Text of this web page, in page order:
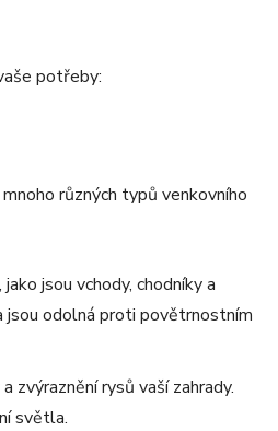
potřeby:
různých typů venkovního
jsou vchody, chodníky a
odolná proti povětrnostním
rysů vaší zahrady.
světla.